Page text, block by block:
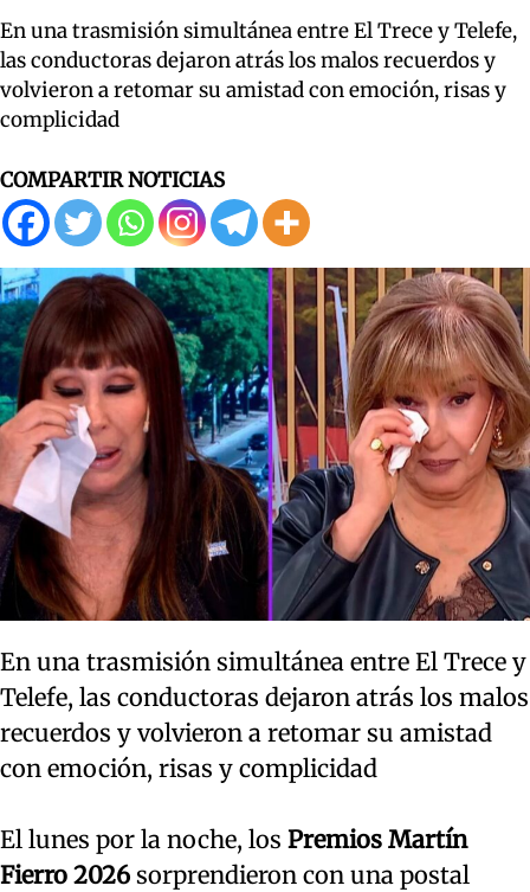
En una trasmisión simultánea entre El Trece y Telefe,
las conductoras dejaron atrás los malos recuerdos y
volvieron a retomar su amistad con emoción, risas y
complicidad
COMPARTIR NOTICIAS
En una trasmisión simultánea entre El Trece y
Telefe, las conductoras dejaron atrás los malos
recuerdos y volvieron a retomar su amistad
con emoción, risas y complicidad
El lunes por la noche, los Premios Martín
Fierro 2026 sorprendieron con una postal